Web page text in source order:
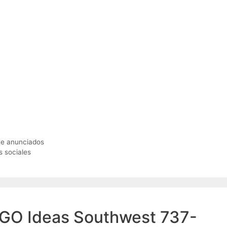
anunciados
sociales
Ideas Southwest 737-